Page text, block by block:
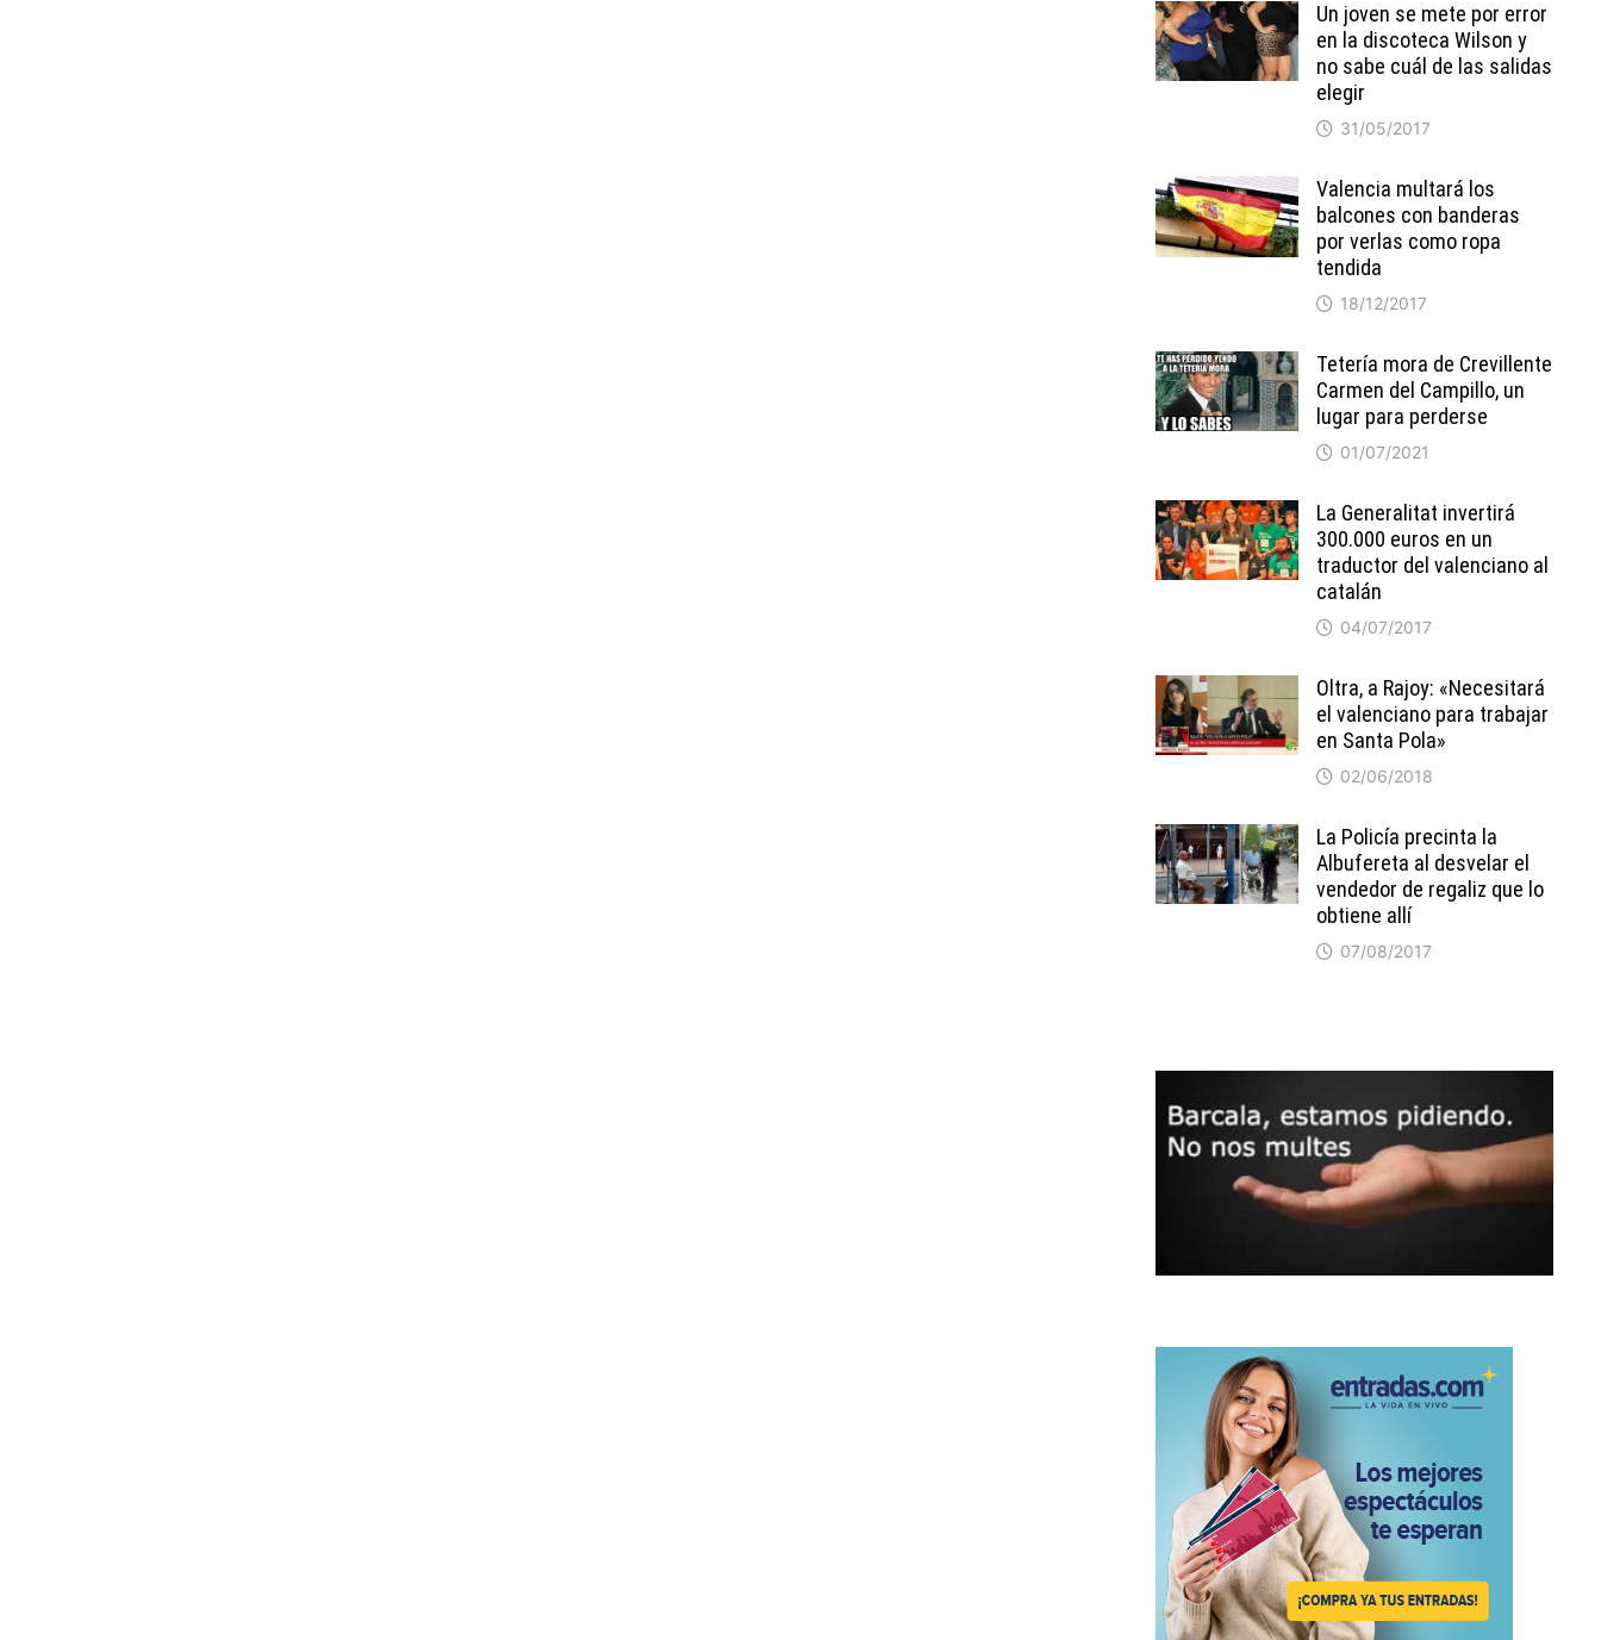
Un joven se mete por error
en la discoteca Wilson y
no sabe cuál de las salidas
elegir
31/05/2017
Valencia multará los
balcones con banderas
por verlas como ropa
tendida
18/12/2017
Tetería mora de Crevillente
Carmen del Campillo, un
lugar para perderse
01/07/2021
La Generalitat invertirá
300.000 euros en un
traductor del valenciano al
catalán
04/07/2017
Oltra, a Rajoy: «Necesitará
el valenciano para trabajar
en Santa Pola»
02/06/2018
La Policía precinta la
Albufereta al desvelar el
vendedor de regaliz que lo
obtiene allí
07/08/2017